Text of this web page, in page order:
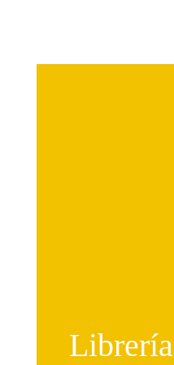
Librería